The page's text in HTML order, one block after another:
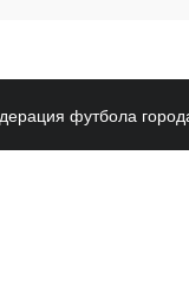
футбола